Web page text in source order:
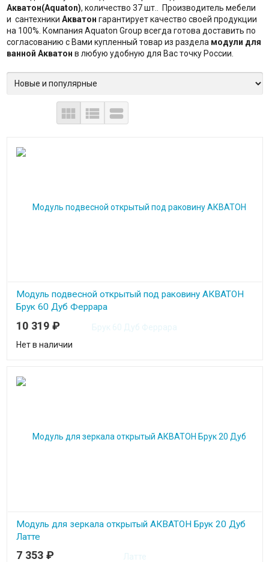
Акватон(Aquaton), количество 37 шт.. Производитель мебели
и сантехники Акватон гарантирует качество своей продукции
на 100%. Компания Aquaton Group всегда готова доставить по
согласованию с Вами купленный товар из раздела модули для
ванной Акватон в любую удобную для Вас точку России.
  
Модуль подвесной открытый под раковину АКВАТОН
Брук 60 Дуб Феррара
10 319 ₽
Нет в наличии
Модуль для зеркала открытый АКВАТОН Брук 20 Дуб
Латте
7 353 ₽